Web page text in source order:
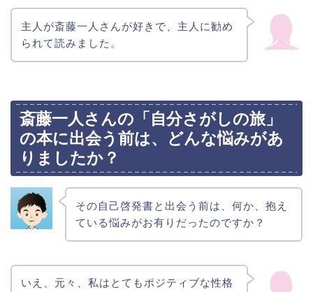
主人が斎藤一人さんが好きで、主人に勧め
られて読みました。
斎藤一人さんの「自分さがしの旅」
の本に出会う前は、どんな悩みがあ
りましたか？
その自己啓発書と出会う前は、何か、抱え
ている悩みがお有りだったのですか？
いえ、元々、私はとてもポジティブな性格